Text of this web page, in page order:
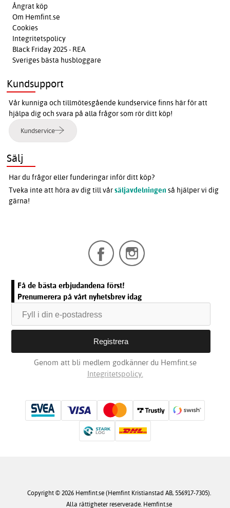
Ångrat köp
Om Hemfint.se
Cookies
Integritetspolicy
Black Friday 2025 - REA
Sveriges bästa husbloggare
Kundsupport
Vår kunniga och tillmötesgående kundservice finns här för att
hjälpa dig och svara på alla frågor som rör ditt köp!
Kundservice
Sälj
Har du frågor eller funderingar inför ditt köp?
Tveka inte att höra av dig till vårsäljavdelningen så hjälper vi dig
gärna!
Få de bästa erbjudandena först!
Prenumerera på vårt nyhetsbrev idag
Genom att bli medlem godkänner du Hemfint.se
Integritetspolicy.
Copyright © 2026 Hemfint.se (Hemfint Kristianstad AB, 556917-7305).
Alla rättigheter reserverade. Hemfint.se